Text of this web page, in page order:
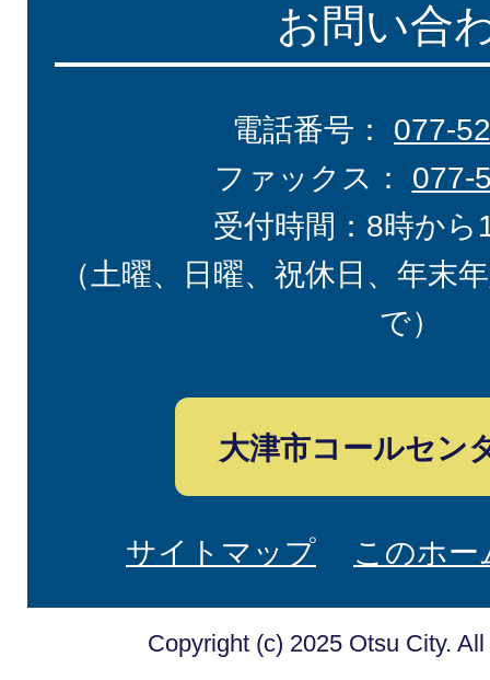
お問い合
電話番号： 077-
ファックス： 077-
受付時間：8時から
（土曜、日曜、祝休日、年末
で）
大津市コールセン
サイトマップ このホ
Copyright (c) 2025 Otsu City.